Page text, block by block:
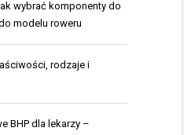
wybrać komponenty do
modelu roweru
rodzaje i
BHP dla lekarzy –